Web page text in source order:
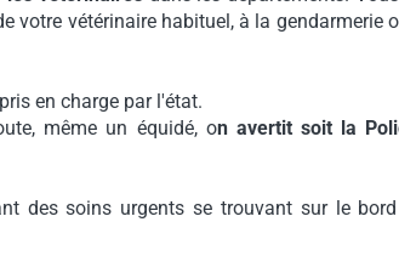
votre vétérinaire habituel, à la gendarmerie
en charge par l'état.
même un équidé, on avertit soit la
des soins urgents se trouvant sur le